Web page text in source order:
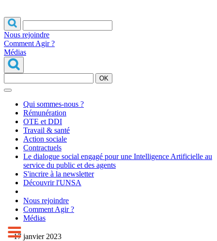
Nous rejoindre
Comment Agir ?
Médias
OK
Qui sommes-nous ?
Rémunération
OTE et DDI
Travail & santé
Action sociale
Contractuels
Le dialogue social engagé pour une Intelligence Artificielle au
service du public et des agents
S'incrire à la newsletter
Découvrir l'UNSA
Nous rejoindre
Comment Agir ?
Médias
17 janvier 2023